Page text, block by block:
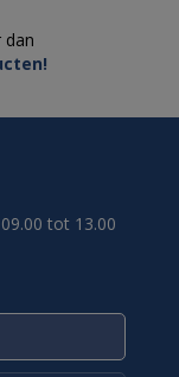
dan
tot 13.00